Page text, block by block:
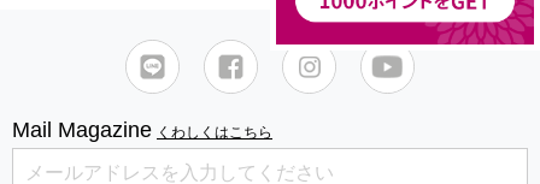
Mail Magazine くわしくはこちら